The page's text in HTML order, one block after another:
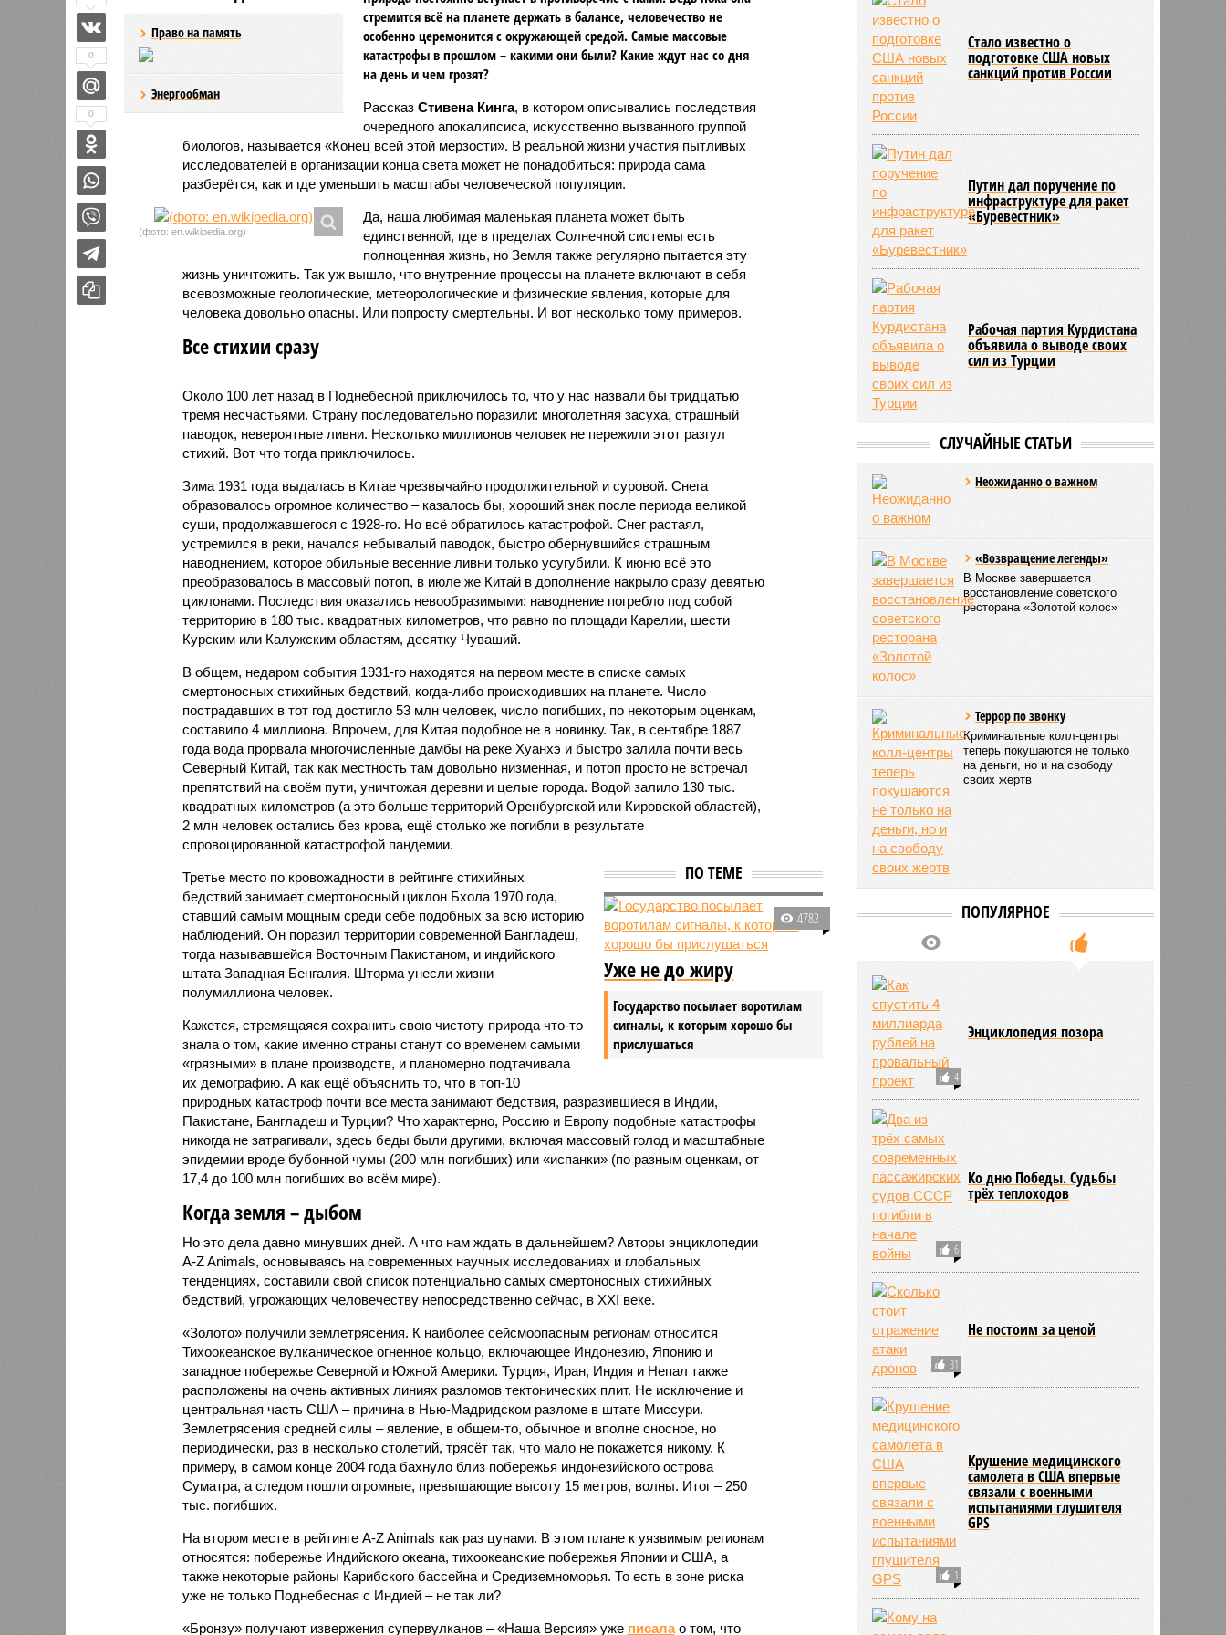
Право на память
Энергообман
стремится всё на планете держать в балансе, человечество не
особенно церемонится с окружающей средой. Самые массовые
катастрофы в прошлом – какими они были? Какие ждут нас со дня
на день и чем грозят?
Рассказ Стивена Кинга, в котором описывались последствия
очередного апокалипсиса, искусственно вызванного группой
биологов, называется «Конец всей этой мерзости». В реальной жизни участия пытливых
исследователей в организации конца света может не понадобиться: природа сама
разберётся, как и где уменьшить масштабы человеческой популяции.
(фото: en.wikipedia.org)
Да, наша любимая маленькая планета может быть
единственной, где в пределах Солнечной системы есть
полноценная жизнь, но Земля также регулярно пытается эту
жизнь уничтожить. Так уж вышло, что внутренние процессы на планете включают в себя
всевозможные геологические, метеорологические и физические явления, которые для
человека довольно опасны. Или попросту смертельны. И вот несколько тому примеров.
Все стихии сразу
Около 100 лет назад в Поднебесной приключилось то, что у нас назвали бы тридцатью
тремя несчастьями. Страну последовательно поразили: многолетняя засуха, страшный
паводок, невероятные ливни. Несколько миллионов человек не пережили этот разгул
стихий. Вот что тогда приключилось.
Зима 1931 года выдалась в Китае чрезвычайно продолжительной и суровой. Снега
образовалось огромное количество – казалось бы, хороший знак после периода великой
суши, продолжавшегося с 1928-го. Но всё обратилось катастрофой. Снег растаял,
устремился в реки, начался небывалый паводок, быстро обернувшийся страшным
наводнением, которое обильные весенние ливни только усугубили. К июню всё это
преобразовалось в массовый потоп, в июле же Китай в дополнение накрыло сразу девятью
циклонами. Последствия оказались невообразимыми: наводнение погребло под собой
территорию в 180 тыс. квадратных километров, что равно по площади Карелии, шести
Курским или Калужским областям, десятку Чуваший.
В общем, недаром события 1931-го находятся на первом месте в списке самых
смертоносных стихийных бедствий, когда-либо происходивших на планете. Число
пострадавших в тот год достигло 53 млн человек, число погибших, по некоторым оценкам,
составило 4 миллиона. Впрочем, для Китая подобное не в новинку. Так, в сентябре 1887
года вода прорвала многочисленные дамбы на реке Хуанхэ и быстро залила почти весь
Северный Китай, так как местность там довольно низменная, и потоп просто не встречал
препятствий на своём пути, уничтожая деревни и целые города. Водой залило 130 тыс.
квадратных километров (а это больше территорий Оренбургской или Кировской областей),
2 млн человек остались без крова, ещё столько же погибли в результате
спровоцированной катастрофой пандемии.
ПО ТЕМЕ
4782
Уже не до жиру
Государство посылает воротилам
сигналы, к которым хорошо бы
прислушаться
Третье место по кровожадности в рейтинге стихийных
бедствий занимает смертоносный циклон Бхола 1970 года,
ставший самым мощным среди себе подобных за всю историю
наблюдений. Он поразил территории современной Бангладеш,
тогда называвшейся Восточным Пакистаном, и индийского
штата Западная Бенгалия. Шторма унесли жизни
полумиллиона человек.
Кажется, стремящаяся сохранить свою чистоту природа что-то
знала о том, какие именно страны станут со временем самыми
«грязными» в плане производств, и планомерно подтачивала
их демографию. А как ещё объяснить то, что в топ-10
природных катастроф почти все места занимают бедствия, разразившиеся в Индии,
Пакистане, Бангладеш и Турции? Что характерно, Россию и Европу подобные катастрофы
никогда не затрагивали, здесь беды были другими, включая массовый голод и масштабные
эпидемии вроде бубонной чумы (200 млн погибших) или «испанки» (по разным оценкам, от
17,4 до 100 млн погибших во всём мире).
Когда земля – дыбом
Но это дела давно минувших дней. А что нам ждать в дальнейшем? Авторы энциклопедии
A-Z Animals, основываясь на современных научных исследованиях и глобальных
тенденциях, составили свой список потенциально самых смертоносных стихийных
бедствий, угрожающих человечеству непосредственно сейчас, в XXI веке.
«Золото» получили землетрясения. К наиболее сейсмоопасным регионам относится
Тихоокеанское вулканическое огненное кольцо, включающее Индонезию, Японию и
западное побережье Северной и Южной Америки. Турция, Иран, Индия и Непал также
расположены на очень активных линиях разломов тектонических плит. Не исключение и
центральная часть США – причина в Нью-Мадридском разломе в штате Миссури.
Землетрясения средней силы – явление, в общем-то, обычное и вполне сносное, но
периодически, раз в несколько столетий, трясёт так, что мало не покажется никому. К
примеру, в самом конце 2004 года бахнуло близ побережья индонезийского острова
Суматра, а следом пошли огромные, превышающие высоту 15 метров, волны. Итог – 250
тыс. погибших.
На втором месте в рейтинге A-Z Animals как раз цунами. В этом плане к уязвимым регионам
относятся: побережье Индийского океана, тихо­океанские побережья Японии и США, а
также некоторые районы Карибского бассейна и Средиземноморья. То есть в зоне риска
уже не только Поднебесная с Индией – не так ли?
«Бронзу» получают извержения супервулканов – «Наша Версия» уже писалао том, что
0
0
Стало известно о
подготовке США новых
санкций против России
Путин дал поручение по
инфраструктуре для ракет
«Буревестник»
Рабочая партия Курдистана
объявила о выводе своих
сил из Турции
СЛУЧАЙНЫЕ СТАТЬИ
Неожиданно о важном
«Возвращение легенды»
В Москве завершается
восстановление советского
ресторана «Золотой колос»
Террор по звонку
Криминальные колл-центры
теперь покушаются не только
на деньги, но и на свободу
своих жертв
ПОПУЛЯРНОЕ
4
Энциклопедия позора
6
Ко дню Победы. Судьбы
трёх теплоходов
31
Не постоим за ценой
1
Крушение медицинского
самолета в США впервые
связали с военными
испытаниями глушителя
GPS